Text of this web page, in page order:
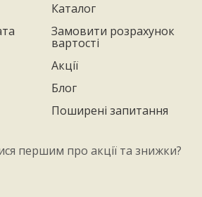
Каталог
Замовити розрахунок
вартості
Акції
Блог
Поширені запитання
першим про акції та знижки?